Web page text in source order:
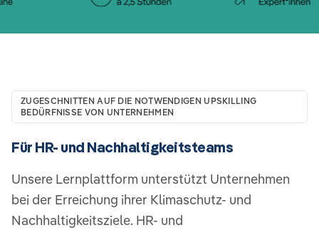
ZUGESCHNITTEN AUF DIE NOTWENDIGEN UPSKILLING
BEDÜRFNISSE VON UNTERNEHMEN
Für HR- und Nachhaltigkeitsteams
Unsere Lernplattform unterstützt Unternehmen
bei der Erreichung ihrer Klimaschutz- und
Nachhaltigkeitsziele. HR- und